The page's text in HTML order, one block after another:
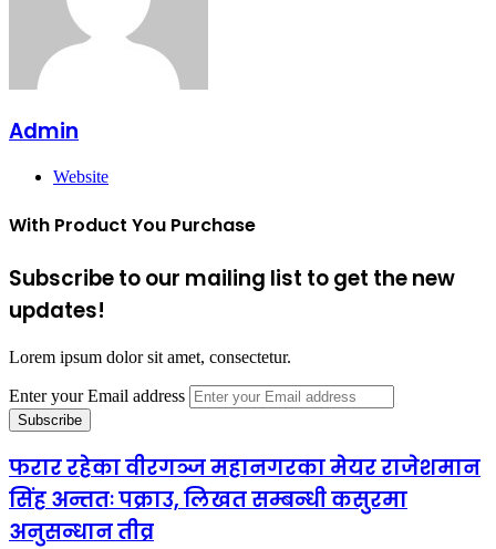
Admin
Website
With Product You Purchase
Subscribe to our mailing list to get the new
updates!
Lorem ipsum dolor sit amet, consectetur.
Enter your Email address
फरार रहेका वीरगञ्ज महानगरका मेयर राजेशमान
सिंह अन्ततः पक्राउ, लिखत सम्बन्धी कसुरमा
अनुसन्धान तीव्र